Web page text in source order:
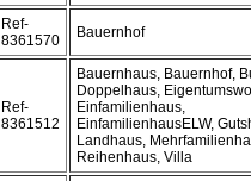
Ref-
8361570
Bauernhof
Ref-
8361512
Bauernhaus, Bauernhof,
Doppelhaus,
Einfamilienhaus,
EinfamilienhausELW,
Landhaus,
Reihenhaus, Villa